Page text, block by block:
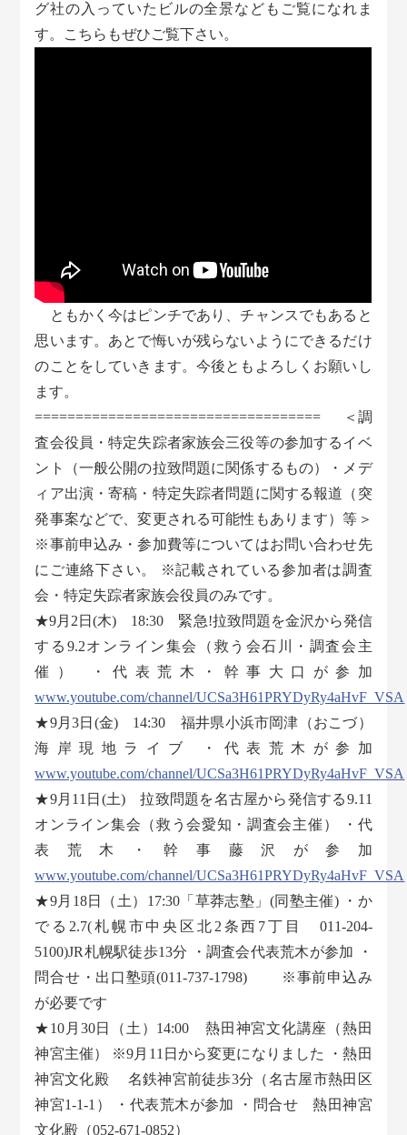
グ社の入っていたビルの全景などもご覧になれま
す。こちらもぜひご覧下さい。
ともかく今はピンチであり、チャンスでもあると
思います。あとで悔いが残らないようにできるだけ
のことをしていきます。今後ともよろしくお願いし
ます。
=================================== ＜調
査会役員・特定失踪者家族会三役等の参加するイベ
ント（一般公開の拉致問題に関係するもの）・メデ
ィア出演・寄稿・特定失踪者問題に関する報道（突
発事案などで、変更される可能性もあります）等＞
※事前申込み・参加費等についてはお問い合わせ先
にご連絡下さい。 ※記載されている参加者は調査
会・特定失踪者家族会役員のみです。
★9月2日(木) 18:30 緊急!拉致問題を金沢から発信
する9.2オンライン集会（救う会石川・調査会主
催） ・代表荒木・幹事大口が参加
www.youtube.com/channel/UCSa3H61PRYDyRy4aHvF_VSA
★9月3日(金) 14:30 福井県小浜市岡津（おこづ）
海岸現地ライブ ・代表荒木が参加
www.youtube.com/channel/UCSa3H61PRYDyRy4aHvF_VSA
★9月11日(土) 拉致問題を名古屋から発信する9.11
オンライン集会（救う会愛知・調査会主催） ・代
表荒木・幹事藤沢が参加
www.youtube.com/channel/UCSa3H61PRYDyRy4aHvF_VSA
★9月18日（土）17:30「草莽志塾」(同塾主催) ・か
でる2.7(札幌市中央区北2条西7丁目 011-204-
5100)JR札幌駅徒歩13分 ・調査会代表荒木が参加 ・
問合せ・出口塾頭(011-737-1798) ※事前申込み
が必要です
★10月30日（土）14:00 熱田神宮文化講座（熱田
神宮主催） ※9月11日から変更になりました ・熱田
神宮文化殿 名鉄神宮前徒歩3分（名古屋市熱田区
神宮1-1-1） ・代表荒木が参加 ・問合せ 熱田神宮
文化殿（052-671-0852）